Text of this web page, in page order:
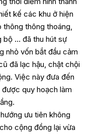
kế các khu ở hiện
thông thông thoáng,
bộ … đã thu hút sự
nhỏ vốn bắt đầu cảm
đã lạc hậu, chật chội
Việc này đưa đến
quy hoạch làm
ưu tiên không
cộng đồng lại vừa